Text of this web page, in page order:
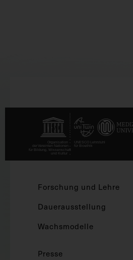
Forschung und Lehre
Dauerausstellung
Wachsmodelle
Presse